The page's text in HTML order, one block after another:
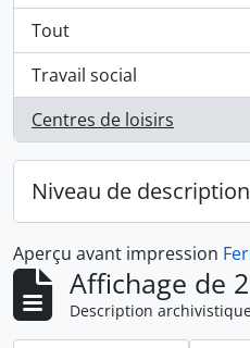
Tout
Travail social
, 2 résultats
Centres de loisirs
, 2 résultats
Niveau de description
Aperçu avant impression
Affichage de
Description